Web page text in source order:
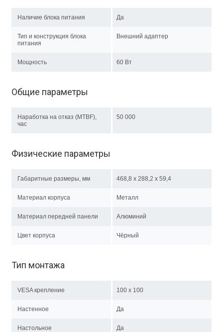
Наличие блока питания Да
Тип и конструкция блока
питания
Внешний адаптер
Мощность 60 Вт
Общие параметры
Наработка на отказ (MTBF),
час
50 000
Физические параметры
Габаритные размеры, мм 468,8 x 288,2 x 59,4
Материал корпуса Металл
Материал передней панели Алюминий
Цвет корпуса Чёрный
Тип монтажа
VESA крепление 100 x 100
Настенное Да
Настольное Да